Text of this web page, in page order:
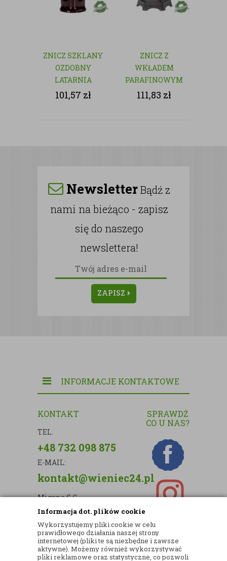
Informacja dot. plików cookie
Wykorzystujemy pliki cookie w celu
prawidłowego działania naszej strony
internetowej (pliki te są niezbędne i zawsze
aktywne). Możemy również wykorzystywać
pliki reklamowe oraz statystyczne, co pozwoli
ZNICZ SZKLANY
OZDOBNY
LATARNIA
101,57 zł
ZNICZ Z
WKŁADEM
PARAFINOWYM
111,83 zł
NewsletterBądź z
nami na bieżąco - zapisz
się do naszego
newslettera!
ZAPISZ
INFORMACJE KONTAKTOWE
KONTAKT
TEL.
+48 732 098 875
E-MAIL:
kontakt@wieniec24.pl
Migano S.C.
ul. Kartograficzna 88c/m33
03-290 Warszawa
NIP: 5242813637
REGON: 365874905
SPRAWDŹ
CO U NAS?